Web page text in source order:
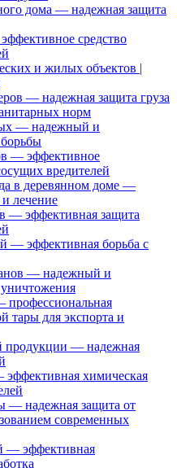
дома — надежная защита
средство
и жилых объектов |
— надежная защита груза
норм
— надежный и
— эффективное
вредителей
в деревянном доме —
лечение
— эффективная защита
— эффективная борьба с
— надежный и
тары для экспорта и
продукции — надежная
химическая
надежная защита от
современных
— эффективная